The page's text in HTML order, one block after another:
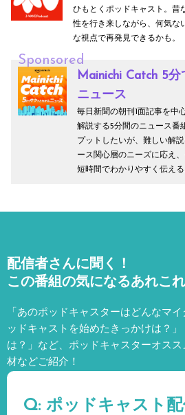
ひもとくポッドキャスト。昔
性を行き来しながら、何気な
な視点で再発見できるかも。
Sponsored
Mainichi Catch 5
ニュース
毎日新聞の朝刊1面記事を中
解説する5分間のニュース番
プットしたいが、難しい解
ース関心層のニーズに応え
短時間でわかりやすく伝える
配信者さんに聞く！
この番組の気になるあれこれ
「あのポッドキャスターはどんなマ
ッドキャストを始めたきっかけは？
は？」など、 ポッドキャスターオス
材などご紹介！
Q: ポッドキャスト配